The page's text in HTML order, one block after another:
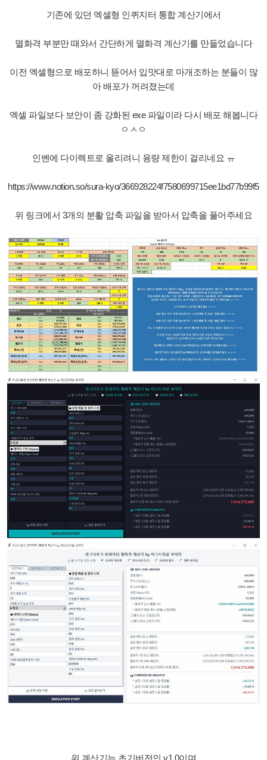
기존에 있던 엑셀형 인퀴지터 통합 계산기에서
멸화격 부분만 때와서 간단하게 멸화격 계산기를 만들었습니다
이전 엑셀형으로 배포하니 뜯어서 입맛대로 마개조하는 분들이 많
아 배포가 꺼려졌는데
엑셀 파일보다 보안이 좀 강화된 exe 파일이라 다시 배포 해봅니다
ㅇㅅㅇ
인벤에 다이렉트로 올리려니 용량 제한이 걸리네요 ㅠ
https://www.notion.so/sura-kyo/366928224f7580699715ee1bd77b99f5
위 링크에서 3개의 분활 압축 파일을 받아서 압축을 풀어주세요
위 계산기는 초기버전인 v1.0이며